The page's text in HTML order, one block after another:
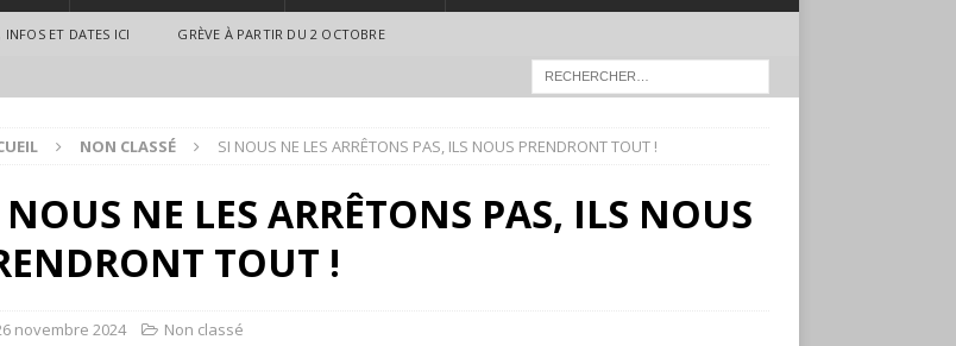
ET DATES ICI GRÈVE À PARTIR DU 2 OCTOBRE
NON CLASSÉ SI NOUS NE LES ARRÊTONS PAS, ILS NOUS PRENDRONT TOUT !
NE LES ARRÊTONS PAS, ILS NOUS
TOUT !
novembre 2024 Non classé